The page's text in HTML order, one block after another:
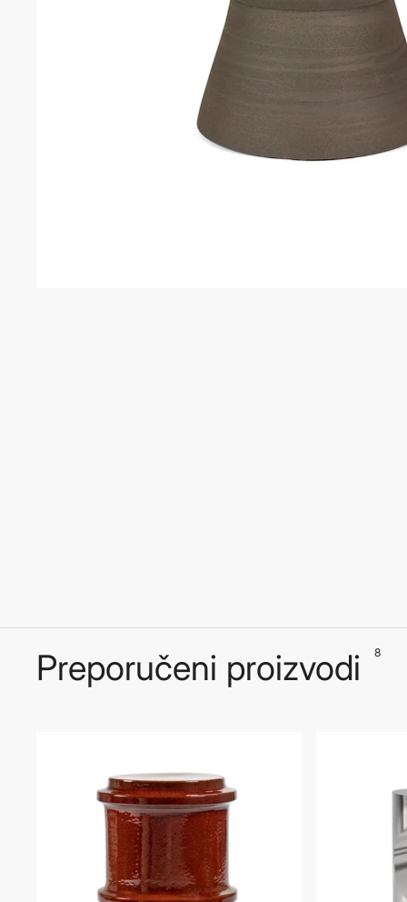
Preporučeni proizvodi 8